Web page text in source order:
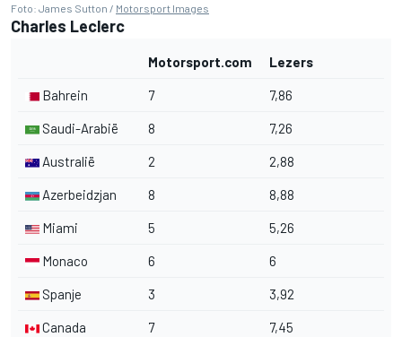
Foto: James Sutton / Motorsport Images
Charles Leclerc
Motorsport.com Lezers
Bahrein 7 7,86
Saudi-Arabië 8 7,26
Australië 2 2,88
Azerbeidzjan 8 8,88
Miami 5 5,26
Monaco 6 6
Spanje 3 3,92
Canada 7 7,45